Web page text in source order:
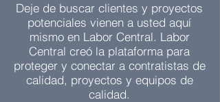
Deje de buscar clientes y proyectos
potenciales vienen a usted aquí
mismo en Labor Central. Labor
Central creó la plataforma para
proteger y conectar a contratistas de
calidad, proyectos y equipos de
calidad.